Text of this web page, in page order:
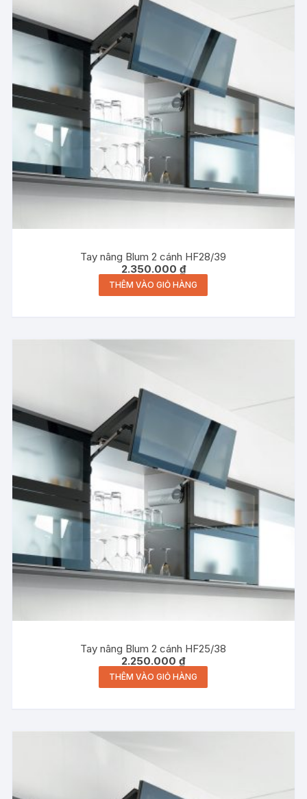
Tay nâng Blum 2 cánh HF28/39
2.350.000 ₫
THÊM VÀO GIỎ HÀNG
Tay nâng Blum 2 cánh HF25/38
2.250.000₫
THÊM VÀO GIỎ HÀNG